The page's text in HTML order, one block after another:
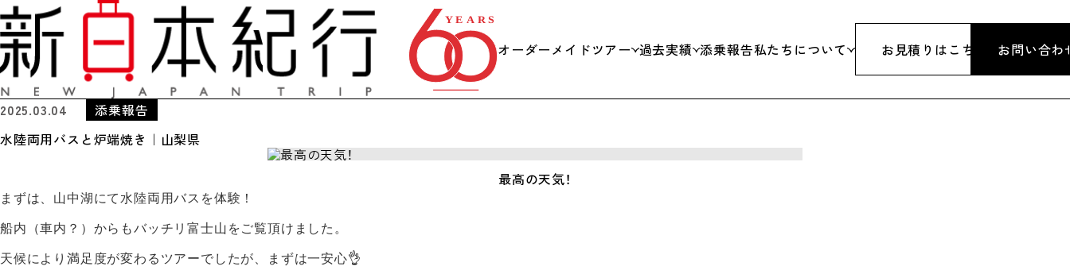
オーダーメイドツアー
当日までの流れ
過去実績
社員旅行
添乗報告私たちについて
沿革
お見積りはこちら お問い合わ
2025.03.04
添乗報告
水陸両用バスと炉端焼き｜山梨県
最高の天気！
まずは、山中湖にて水陸両用バスを体験！
船内（車内？）からもバッチリ富士山をご覧頂けました。
天候により満足度が変わるツアーでしたが、まずは一安心👌